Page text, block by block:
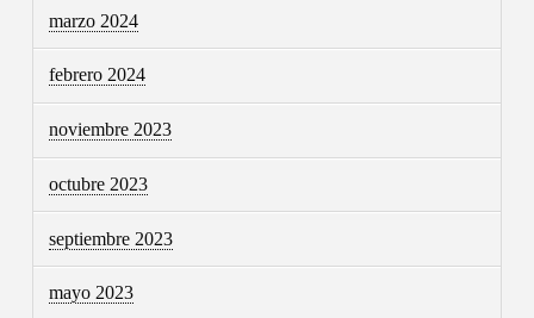
marzo 2024
febrero 2024
noviembre 2023
octubre 2023
septiembre 2023
mayo 2023